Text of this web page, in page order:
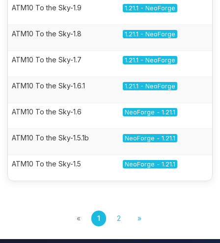
ATM10 To the Sky-1.9 1.21.1 - NeoForge
ATM10 To the Sky-1.8 1.21.1 - NeoForge
ATM10 To the Sky-1.7 1.21.1 - NeoForge
ATM10 To the Sky-1.6.1 1.21.1 - NeoForge
ATM10 To the Sky-1.6 NeoForge - 1.21.1
ATM10 To the Sky-1.5.1b NeoForge - 1.21.1
ATM10 To the Sky-1.5 NeoForge - 1.21.1
« 1 2 »